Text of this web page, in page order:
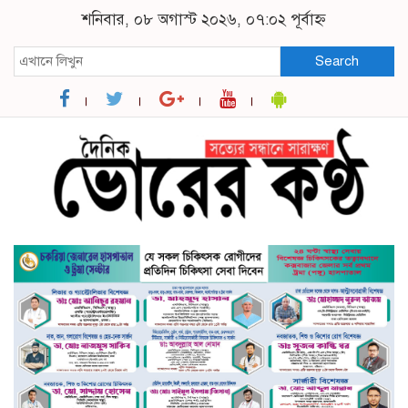
শনিবার, ০৮ অগাস্ট ২০২৬, ০৭:০২ পূর্বাহ্ন
Search